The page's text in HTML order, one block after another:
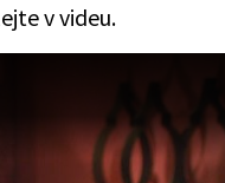
v videu.